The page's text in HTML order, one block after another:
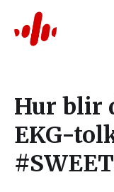
Hur blir
EKG-